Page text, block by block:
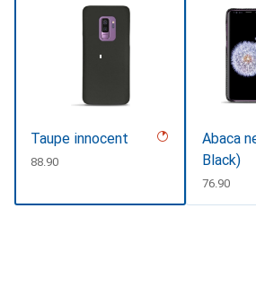
Taupe innocent
CHF
88.90
Abaca
Black)
CHF
76.90